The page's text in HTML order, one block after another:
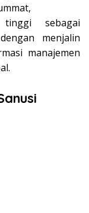
tinggi sebagai
menjalin
manajemen